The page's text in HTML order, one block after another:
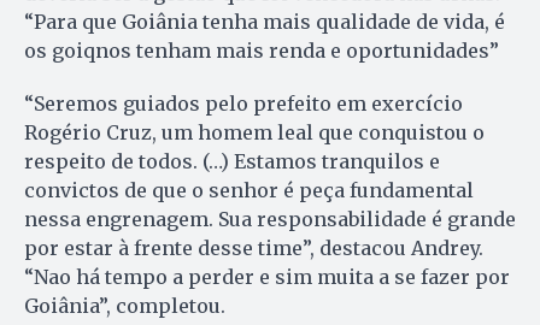
“Para que Goiânia tenha mais qualidade de vida, é
os goiqnos tenham mais renda e oportunidades”
“Seremos guiados pelo prefeito em exercício
Rogério Cruz, um homem leal que conquistou o
respeito de todos. (…) Estamos tranquilos e
convictos de que o senhor é peça fundamental
nessa engrenagem. Sua responsabilidade é grande
por estar à frente desse time”, destacou Andrey.
“Nao há tempo a perder e sim muita a se fazer por
Goiânia”, completou.